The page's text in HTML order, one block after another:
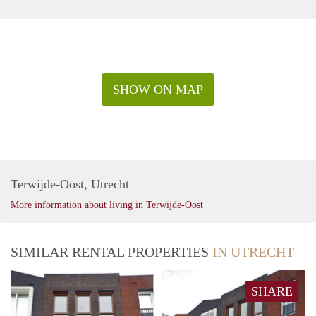
SHOW ON MAP
Terwijde-Oost, Utrecht
More information about living in Terwijde-Oost
SIMILAR RENTAL PROPERTIES IN UTRECHT
SHARE